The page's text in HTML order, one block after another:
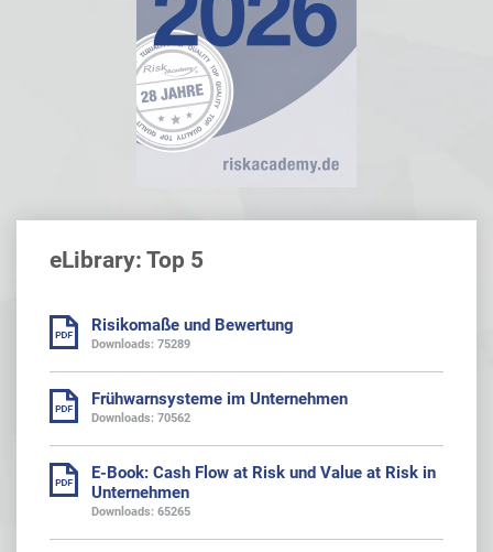
eLibrary: Top 5
Risikomaße und Bewertung
Downloads: 75289
Frühwarnsysteme im Unternehmen
Downloads: 70562
E-Book: Cash Flow at Risk und Value at Risk in
Unternehmen
Downloads: 65265